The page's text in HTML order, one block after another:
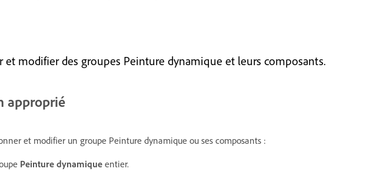
modifier des groupes Peinture dynamique et leurs composants.
approprié
et modifier un groupe Peinture dynamique ou ses composants :
Peinture dynamique entier.